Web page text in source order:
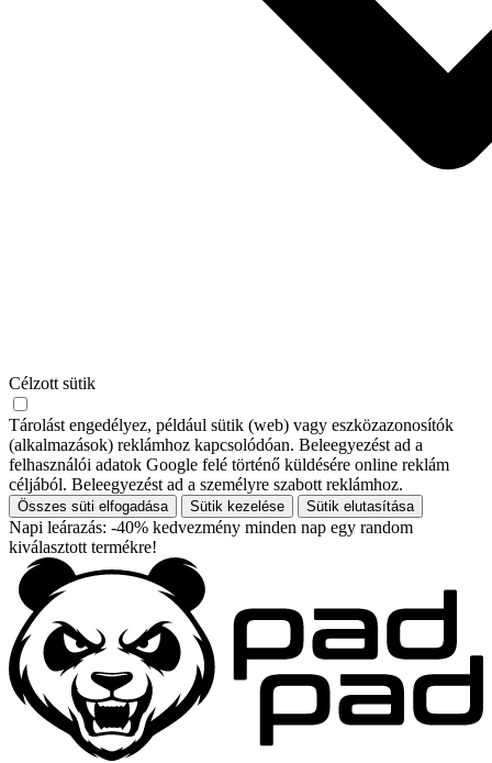
Célzott sütik
Tárolást engedélyez, például sütik (web) vagy eszközazonosítók
(alkalmazások) reklámhoz kapcsolódóan. Beleegyezést ad a
felhasználói adatok Google felé történő küldésére online reklám
céljából. Beleegyezést ad a személyre szabott reklámhoz.
Összes süti elfogadása Sütik kezelése Sütik elutasítása
Napi leárazás: -40% kedvezmény minden nap egy random
kiválasztott termékre!